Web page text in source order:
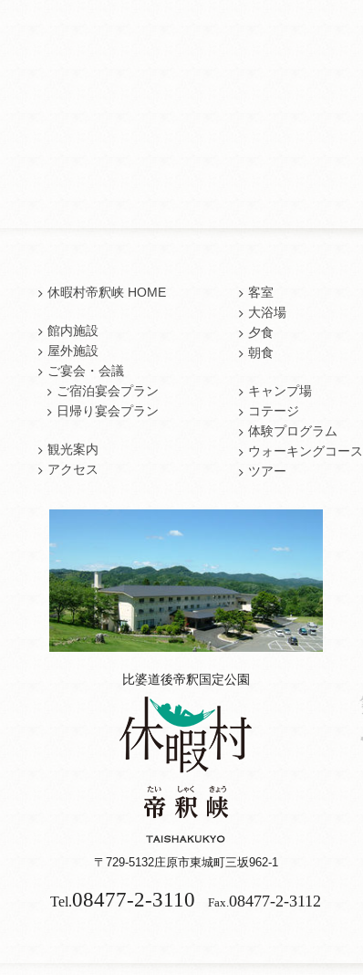
休暇村帝釈峡 HOME
館内施設
屋外施設
ご宴会・会議
ご宿泊宴会プラン
日帰り宴会プラン
観光案内
アクセス
客室
大浴場
夕食
朝食
キャンプ場
コテージ
体験プログラム
ウォーキングコース
ツアー
比婆道後帝釈国定公園
〒729-5132庄原市東城町三坂962-1
Tel.08477-2-3110 Fax. 08477-2-3112